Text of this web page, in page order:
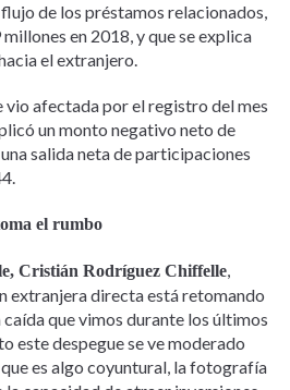
de los préstamos relacionados,
en 2018, y que se explica
el extranjero.
vio afectada por el registro del mes
un monto negativo neto de
salida neta de participaciones
el rumbo
Cristián Rodríguez Chiffelle,
extranjera directa está retomando
que vimos durante los últimos
este despegue se ve moderado
es algo coyuntural, la fotografía